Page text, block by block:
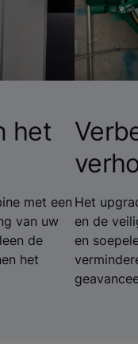
het
met een
van uw
de
het
Het
en de
en